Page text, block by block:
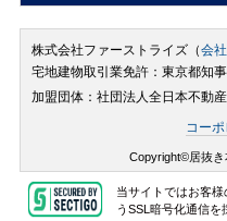
株式会社ファーストライズ（会
宅地建物取引業免許：東京都知
加盟団体：社団法人全日本不動
コー
Copyright©居抜き
当サイトではお客
うSSL暗号化通信を